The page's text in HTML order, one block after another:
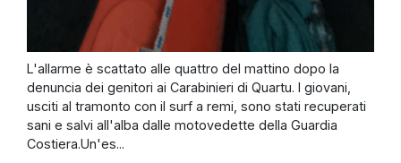
L'allarme è scattato alle quattro del mattino dopo la
denuncia dei genitori ai Carabinieri di Quartu. I giovani,
usciti al tramonto con il surf a remi, sono stati recuperati
sani e salvi all'alba dalle motovedette della Guardia
Costiera.Un'es...